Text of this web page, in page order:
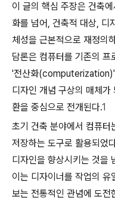
이 글의 핵심 주장은 건축
화를 넘어, 건축적 대상, 디
체성을 근본적으로 재정의
담론은 컴퓨터를 기존의
'전산화(computerization)'
디자인 개념 구상의 매체
환을 중심으로 전개된다.1
초기 건축 분야에서 컴퓨터
저장하는 도구로 활용되었
디자인을 향상시키는 것을
이는 디자이너를 작업의
보는 전통적인 관념에 도전